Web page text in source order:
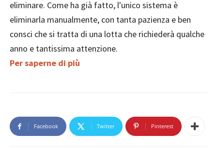
eliminare. Come ha già fatto, l'unico sistema è
eliminarla manualmente, con tanta pazienza e ben
consci che si tratta di una lotta che richiederà qualche
anno e tantissima attenzione.
Per saperne di più
Facebook Twitter Pinterest